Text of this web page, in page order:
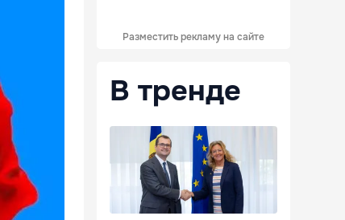
Разместить рекламу на сайте
В тренде